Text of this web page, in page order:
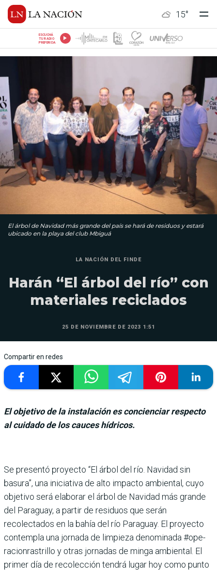
15°
ESCUCHÁ
TU RADIO
PREFERIDA
El árbol de Navidad más grande del país se hará de residuos y estará
ubicado en la playa del club Mbiguá
LA NACIÓN DEL FINDE
Harán “El árbol del río” con
materiales reciclados
25 DE NOVIEMBRE DE 2023 1:51
Compartir en redes
El objetivo de la instalación es concienciar respecto
al cuidado de los cauces hídricos.
Se presentó proyecto “El árbol del río. Navidad sin
basura”, una iniciativa de alto impacto ambiental, cuyo
objetivo será elaborar el árbol de Navidad más grande
del Paraguay, a partir de residuos que serán
recolectados en la bahía del río Paraguay. El proyecto
contempla una jornada de limpieza denominada #ope­
racionrastrillo y otras jor­nadas de minga ambiental. El
primer día de recolección tendrá lugar hoy como punto